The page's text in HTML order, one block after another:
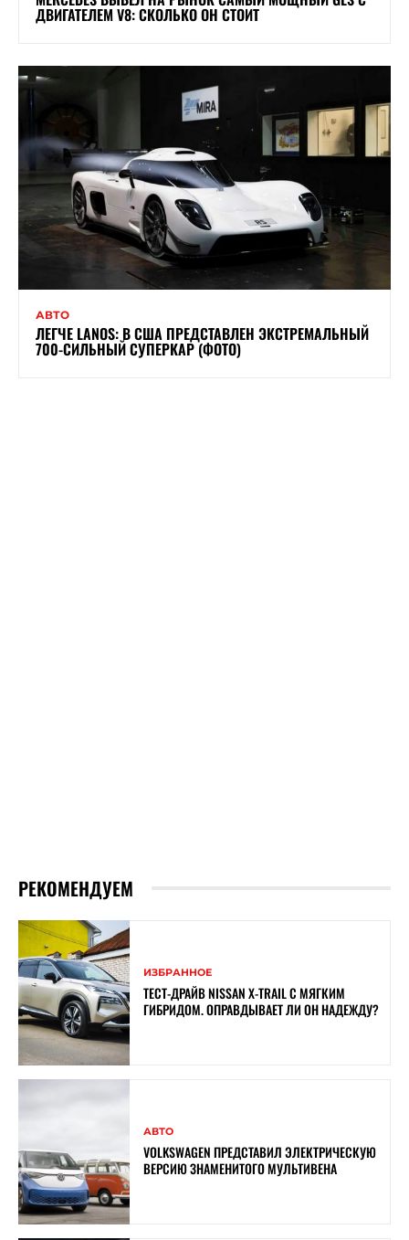
ДВИГАТЕЛЕМ V8: СКОЛЬКО ОН СТОИТ
АВТО
ЛЕГЧЕ LANOS: В США ПРЕДСТАВЛЕН ЭКСТРЕМАЛЬНЫЙ
700-СИЛЬНЫЙ СУПЕРКАР (ФОТО)
РЕКОМЕНДУЕМ
ИЗБРАННОЕ
ТЕСТ-ДРАЙВ NISSAN X-TRAIL С МЯГКИМ
ГИБРИДОМ. ОПРАВДЫВАЕТ ЛИ ОН НАДЕЖДУ?
АВТО
VOLKSWAGEN ПРЕДСТАВИЛ ЭЛЕКТРИЧЕСКУЮ
ВЕРСИЮ ЗНАМЕНИТОГО МУЛЬТИВЕНА